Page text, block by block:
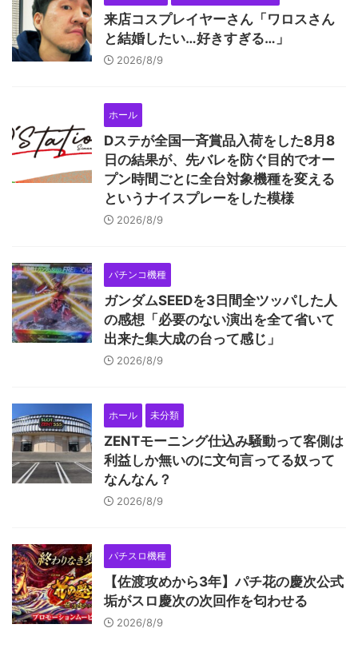
来店コスプレイヤーさん「ワロスさん
と結婚したい…好きすぎる…」
2026/8/9
ホール
Dステが全国一斉賞品入荷をした8月8
日の結果が、先バレを防ぐ目的でオー
プン時間ごとに全台対象機種を変える
というナイスプレーをした模様
2026/8/9
パチンコ機種
ガンダムSEEDを3日間全ツッパした人
の感想「必要のない演出を全て省いて
出来た集大成の台って感じ」
2026/8/9
ホール 未分類
ZENTモーニング仕込み騒動って客側は
利益しか無いのに文句言ってる奴って
なんなん？
2026/8/9
パチスロ機種
【佐渡攻めから3年】パチ花の慶次公式
垢がスロ慶次の次回作を匂わせる
2026/8/9